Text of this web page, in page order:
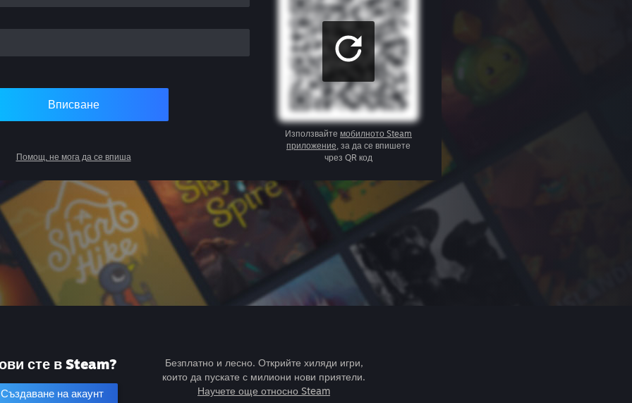
Вписване
Помощ, не мога да се впиша
Използвайте мобилното Steam
приложение, за да се впишете
чрез QR код
сте в Steam?
Създаване на акаунт
Безплатно и лесно. Открийте хиляди игри,
които да пускате с милиони нови приятели.
Научете още относно Steam